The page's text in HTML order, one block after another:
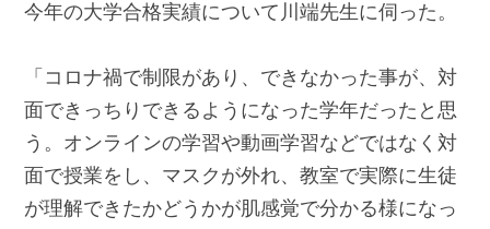
今年の大学合格実績について川端先生に伺った。
「コロナ禍で制限があり、できなかった事が、対
面できっちりできるようになった学年だったと思
う。オンラインの学習や動画学習などではなく対
面で授業をし、マスクが外れ、教室で実際に生徒
が理解できたかどうかが肌感覚で分かる様になっ